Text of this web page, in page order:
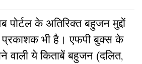
पोर्टल के अतिरिक्‍त बहुजन मुद्दों
प्रकाशक भी है। एफपी बुक्‍स के
वाली ये किताबें बहुजन (दलित,